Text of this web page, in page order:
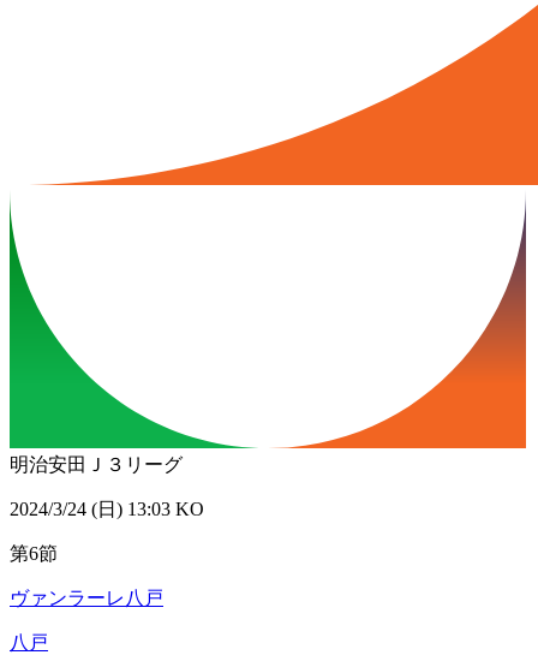
明治安田Ｊ３リーグ
2024/3/24 (日) 13:03 KO
第6節
ヴァンラーレ八戸
八戸